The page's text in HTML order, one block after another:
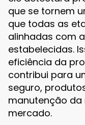
que se tornem
que todas as
alinhadas com
estabelecidas.
eficiência da
contribui para
seguro,
manutenção
mercado.